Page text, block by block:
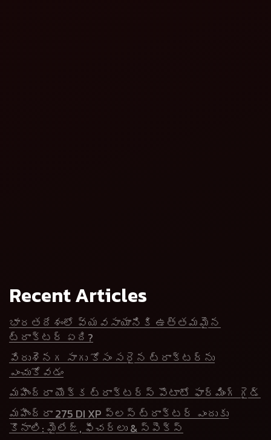
Recent Articles
భారతదేశంలో వ్యవసాయానికి ఉత్తమమైన
ట్రాక్టర్ ఏది?
వేరుశెనగ సాగు కోసం సరైన ట్రాక్టర్‌ను
ఎంచుకోవడం
మహీంద్రా యొక్క ట్రాక్టర్స్ పొటాటో ఫార్మింగ్ గైడ్
మహీంద్రా 275 DI XP ప్లస్ ట్రాక్టర్ ఎందుకు
కొనాలి: మైలేజ్, ఫీచర్లు & స్పెక్స్